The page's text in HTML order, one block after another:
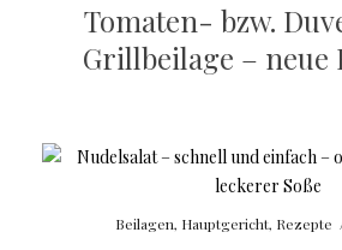
Tomaten- bzw.
Grillbeilage – neue
Beilagen, Hauptgericht, Rezepte